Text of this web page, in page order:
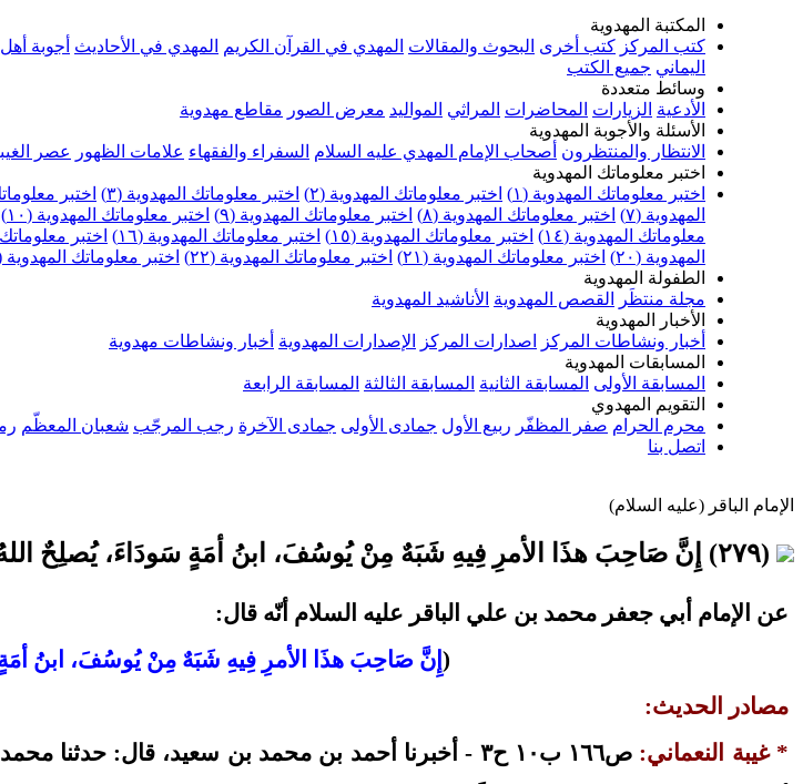
المكتبة المهدوية
كتب المركز كتب أخرى البحوث والمقالات المهدي في القرآن الكريم المهدي في الأحاديث أجوبة
اليماني جميع الكتب
وسائط متعددة
الأدعية الزيارات المحاضرات المراثي المواليد معرض الصور مقاطع مهدوية
الأسئلة والأجوبة المهدوية
الانتظار والمنتظرون أصحاب الإمام المهدي عليه السلام السفراء والفقهاء علامات الظهور عصر
اختبر معلوماتك المهدوية
اختبر معلوماتك المهدوية (١)
اختبر معلوماتك المهدوية (٢) اختبر معلوماتك المهدوية (٣) اختبر
المهدوية (٧)
اختبر معلوماتك المهدوية (٨) اختبر معلوماتك المهدوية (٩) اختبر معلوماتك المهدوية (١٠)
معلوماتك المهدوية (١٤)
اختبر معلوماتك المهدوية (١٥) اختبر معلوماتك المهدوية (١٦) اختبر معلوماتك
المهدوية (٢٠)
اختبر معلوماتك المهدوية (٢١) اختبر معلوماتك المهدوية (٢٢) اختبر معلوماتك المهدوية
الطفولة المهدوية
مجلة منتظَر
القصص المهدوية الأناشيد المهدوية
الأخبار المهدوية
أخبار ونشاطات المركز
اصدارات المركز الإصدارات المهدوية أخبار ونشاطات مهدوية
المسابقات المهدوية
المسابقة الأولى المسابقة الثانية المسابقة الثالثة المسابقة الرابعة
التقويم المهدوي
محرم الحرام صفر المظفّر ربيع الأول جمادى الأولى جمادى الآخرة رجب المرجّب شعبان المعظّم
اتصل بنا
الإمام الباقر (عليه السلام)
(٢٧٩) إِنَّ صَاحِبَ هذَا الأمرِ فِيهِ شَبَهٌ مِنْ يُوسُفَ، ابنُ أمَةٍ سَودَاءَ، يُصلِحٌ اللهُ لَهُ أَمرَهُ فِي لَيلَةٍ
عن الإمام أبي جعفر محمد بن علي الباقر عليه السلام أنّه قال:
( إِنَّ صَاحِبَ هذَا الأمرِ فِيهِ شَبَهٌ مِنْ يُوسُفَ، ابنُ
مصادر الحديث:
* غيبة النعماني:
ص١٦٦ ب١٠ ح٣ - أخبرنا أحمد بن محمد بن سعيد، قال: